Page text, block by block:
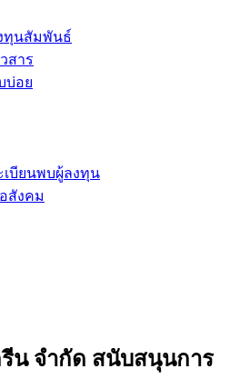
ทุนสัมพันธ์
สาร
บ่อย
บียนพบผู้ลงทุน
สังคม
น จำกัด สนับสนุนการ